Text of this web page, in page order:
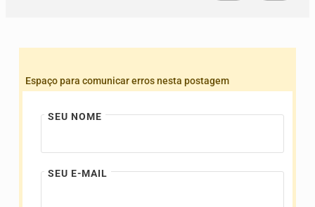
Espaço para comunicar erros nesta postagem
SEU NOME
SEU E-MAIL